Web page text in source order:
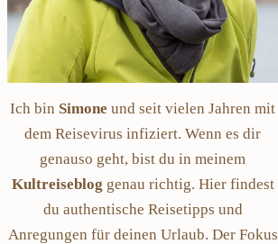
Ich bin Simone und seit vielen Jahren mit
dem Reisevirus infiziert. Wenn es dir
genauso geht, bist du in meinem
Kultreiseblog genau richtig. Hier findest
du authentische Reisetipps und
Anregungen für deinen Urlaub. Der Fokus